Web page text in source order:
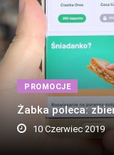
PROMOCJE
Żabka poleca:
10 Czerwiec 2019